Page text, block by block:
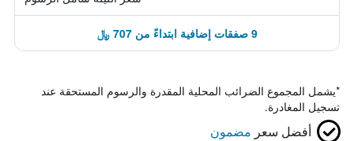
9 صفقات إضافية ابتداءً من 707 ﷼
*يشمل المجموع الضرائب المحلية المقدرة والرسوم المستحقة عند
تسجيل المغادرة.
أفضل سعر مضمون